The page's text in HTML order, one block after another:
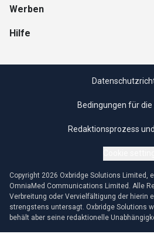
Werben
Hilfe
Bedingungen für
Redaktionsprozess
Copyright 2026 Oxbridge Solutions Limited,
OmniaMed Communications Limited. Alle
Verbreitung oder Vervielfältigung der hierin
strengstens untersagt. Oxbridge Solutions
behält aber seine redaktionelle